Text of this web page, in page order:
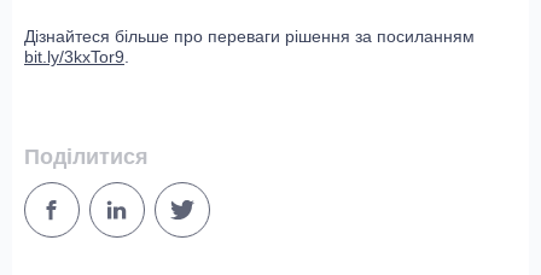
Дізнайтеся більше про переваги рішення за посиланням
bit.ly/3kxTor9
Поділитися